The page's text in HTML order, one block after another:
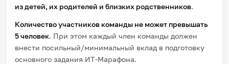
из детей, их родителей и близких родственников.
Количество участников команды не может превышать
5 человек. При этом каждый член команды должен
внести посильный/минимальный вклад в подготовку
основного задания ИТ-Марафона.